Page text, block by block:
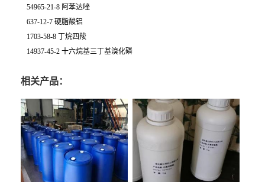
54965-21-8 阿苯达唑
637-12-7 硬脂酸铝
1703-58-8 丁烷四羧
14937-45-2 十六烷基三丁基溴化磷
相关产品：